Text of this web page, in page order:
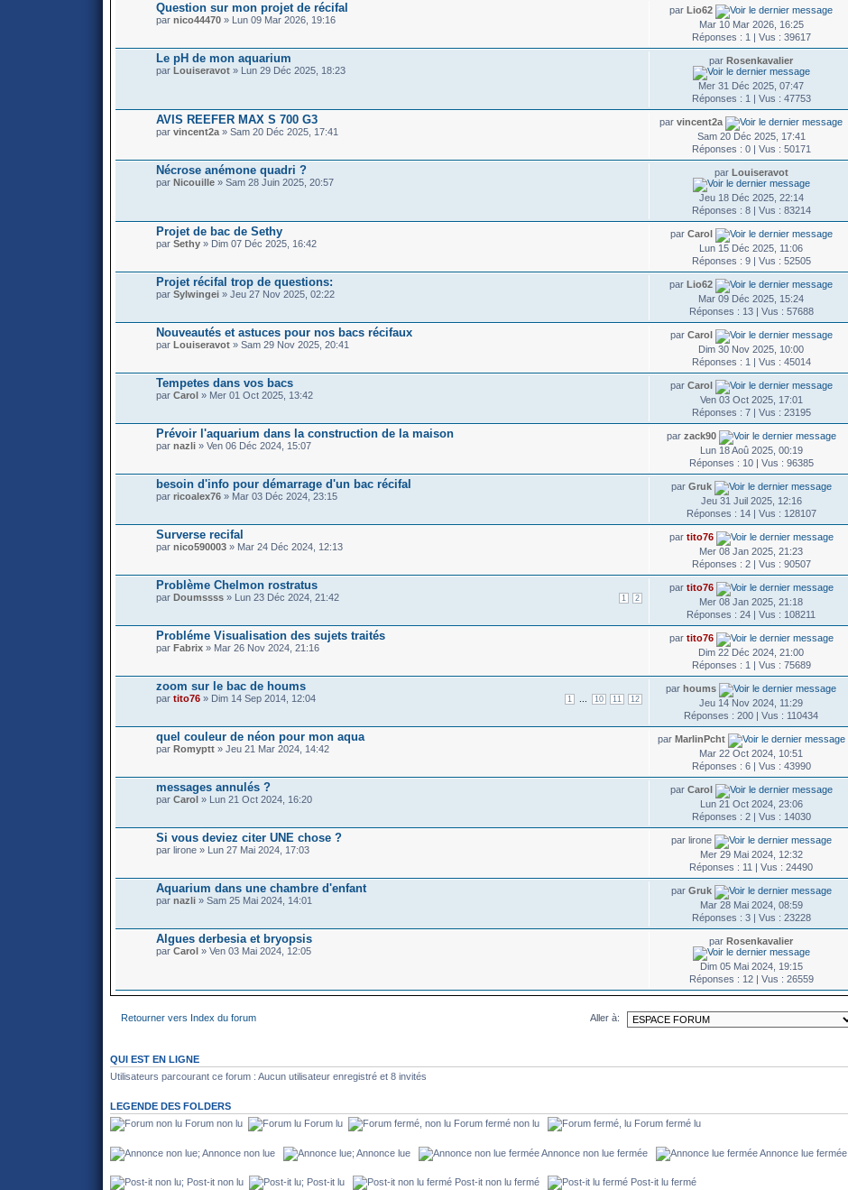
Question sur mon projet de récifal
par nico44470 » Lun 09 Mar 2026, 19:16
parLio62
Mar 10 Mar 2026, 16:25
Réponses : 1 | Vus : 39617
Le pH de mon aquarium
par Louiseravot » Lun 29 Déc 2025, 18:23
parRosenkavalier
Mer 31 Déc 2025, 07:47
Réponses : 1 | Vus : 47753
AVIS REEFER MAX S 700 G3
par vincent2a » Sam 20 Déc 2025, 17:41
parvincent2a
Sam 20 Déc 2025, 17:41
Réponses : 0 | Vus : 50171
Nécrose anémone quadri ?
par Nicouille » Sam 28 Juin 2025, 20:57
par Louiseravot
Jeu 18 Déc 2025, 22:14
Réponses : 8 | Vus : 83214
Projet de bac de Sethy
par Sethy » Dim 07 Déc 2025, 16:42
par Carol
Lun 15 Déc 2025, 11:06
Réponses : 9 | Vus : 52505
Projet récifal trop de questions:
par Sylwingei » Jeu 27 Nov 2025, 02:22
parLio62
Mar 09 Déc 2025, 15:24
Réponses : 13 | Vus : 57688
Nouveautés et astuces pour nos bacs récifaux
par Louiseravot » Sam 29 Nov 2025, 20:41
par Carol
Dim 30 Nov 2025, 10:00
Réponses : 1 | Vus : 45014
Tempetes dans vos bacs
par Carol » Mer 01 Oct 2025, 13:42
par Carol
Ven 03 Oct 2025, 17:01
Réponses : 7 | Vus : 23195
Prévoir l'aquarium dans la construction de la maison
par nazli » Ven 06 Déc 2024, 15:07
par zack90
Lun 18 Aoû 2025, 00:19
Réponses : 10 | Vus : 96385
besoin d'info pour démarrage d'un bac récifal
par ricoalex76 » Mar 03 Déc 2024, 23:15
par Gruk
Jeu 31 Juil 2025, 12:16
Réponses : 14 | Vus : 128107
Surverse recifal
par nico590003 » Mar 24 Déc 2024, 12:13
par tito76
Mer 08 Jan 2025, 21:23
Réponses : 2 | Vus : 90507
Problème Chelmon rostratus
1 2
par Doumssss » Lun 23 Déc 2024, 21:42
par tito76
Mer 08 Jan 2025, 21:18
Réponses : 24 | Vus : 108211
Probléme Visualisation des sujets traités
par Fabrix » Mar 26 Nov 2024, 21:16
par tito76
Dim 22 Déc 2024, 21:00
Réponses : 1 | Vus : 75689
zoom sur le bac de houms
1 10 11 12
par tito76 » Dim 14 Sep 2014, 12:04
parhoums
Jeu 14 Nov 2024, 11:29
Réponses : 200 | Vus : 110434
quel couleur de néon pour mon aqua
par Romyptt » Jeu 21 Mar 2024, 14:42
par MarlinPcht
Mar 22 Oct 2024, 10:51
Réponses : 6 | Vus : 43990
messages annulés ?
par Carol » Lun 21 Oct 2024, 16:20
par Carol
Lun 21 Oct 2024, 23:06
Réponses : 2 | Vus : 14030
Si vous deviez citer UNE chose ?
par lirone » Lun 27 Mai 2024, 17:03
par lirone
Mer 29 Mai 2024, 12:32
Réponses : 11 | Vus : 24490
Aquarium dans une chambre d'enfant
par nazli » Sam 25 Mai 2024, 14:01
par Gruk
Mar 28 Mai 2024, 08:59
Réponses : 3 | Vus : 23228
Algues derbesia et bryopsis
par Carol » Ven 03 Mai 2024, 12:05
parRosenkavalier
Dim 05 Mai 2024, 19:15
Réponses : 12 | Vus : 26559
Retourner vers Index du forum Aller à:
QUI EST EN LIGNE
Utilisateurs parcourant ce forum : Aucun utilisateur enregistré et 8 invités
LEGENDE DES FOLDERS
Forum non lu
Forum lu Forum fermé non lu Forum fermé lu
Annonce non lue Annonce lue Annonce non lue fermée Annonce lue fermée
Post-it non lu Post-it lu Post-it non lu fermé Post-it lu fermé